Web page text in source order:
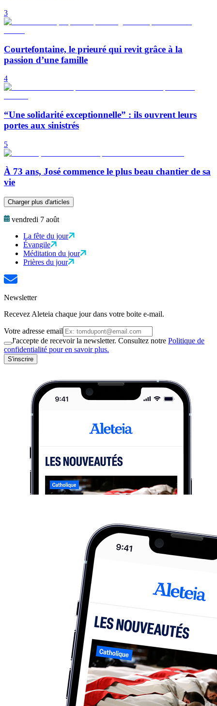
3
Courtefontaine, le prieuré qui revit grâce à la
passion d’une famille
4
“Une solidarité exceptionnelle” : ils ouvrent leurs
portes aux sinistrés
5
À 73 ans, José commence le plus beau chantier de sa
vie
Charger plus d'articles
vendredi 7 août
La fête du jour
Évangile
Méditation du jour
Prières du jour
Newsletter
Recevez Aleteia chaque jour dans votre boite e-mail.
Votre adresse email
J'accepte de recevoir la newsletter. Consultez notre Politique de
confidentialité pour en savoir plus.
S'inscrire